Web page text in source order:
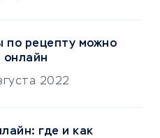
по рецепту можно
онлайн
2022
где и как